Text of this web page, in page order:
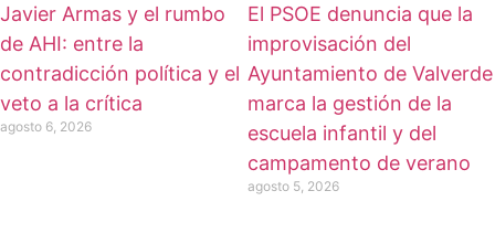
Javier Armas y el rumbo
de AHI: entre la
contradicción política y el
veto a la crítica
agosto 6, 2026
El PSOE denuncia que la
improvisación del
Ayuntamiento de Valverde
marca la gestión de la
escuela infantil y del
campamento de verano
agosto 5, 2026